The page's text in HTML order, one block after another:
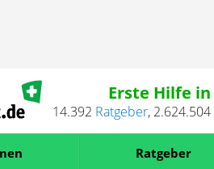
Erste Hilfe
14.392 Ratgeber, 2.624.504
Ratgeber